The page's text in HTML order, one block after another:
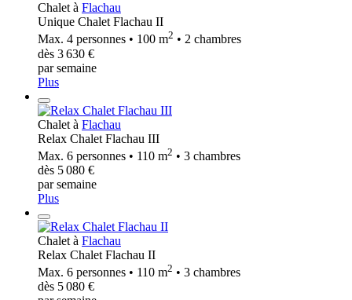
Chalet à Flachau
Unique Chalet Flachau II
Max. 4 personnes • 100 m2 • 2 chambres
dès 3 630 €
par semaine
Plus
Chalet à Flachau
Relax Chalet Flachau III
Max. 6 personnes • 110 m2 • 3 chambres
dès 5 080 €
par semaine
Plus
Chalet à Flachau
Relax Chalet Flachau II
Max. 6 personnes • 110 m2 • 3 chambres
dès 5 080 €